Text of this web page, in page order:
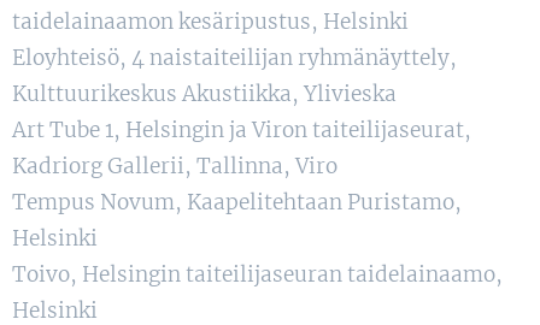
taidelainaamon kesäripustus, Helsinki
Eloyhteisö, 4 naistaiteilijan ryhmänäyttely,
Kulttuurikeskus Akustiikka, Ylivieska
Art Tube 1, Helsingin ja Viron taiteilijaseurat,
Kadriorg Gallerii, Tallinna, Viro
Tempus Novum, Kaapelitehtaan Puristamo,
Helsinki
Toivo, Helsingin taiteilijaseuran taidelainaamo,
Helsinki